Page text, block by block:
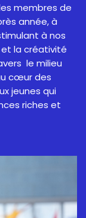
membres de
année, à
à nos
et la créativité
le milieu
cœur des
jeunes qui
riches et